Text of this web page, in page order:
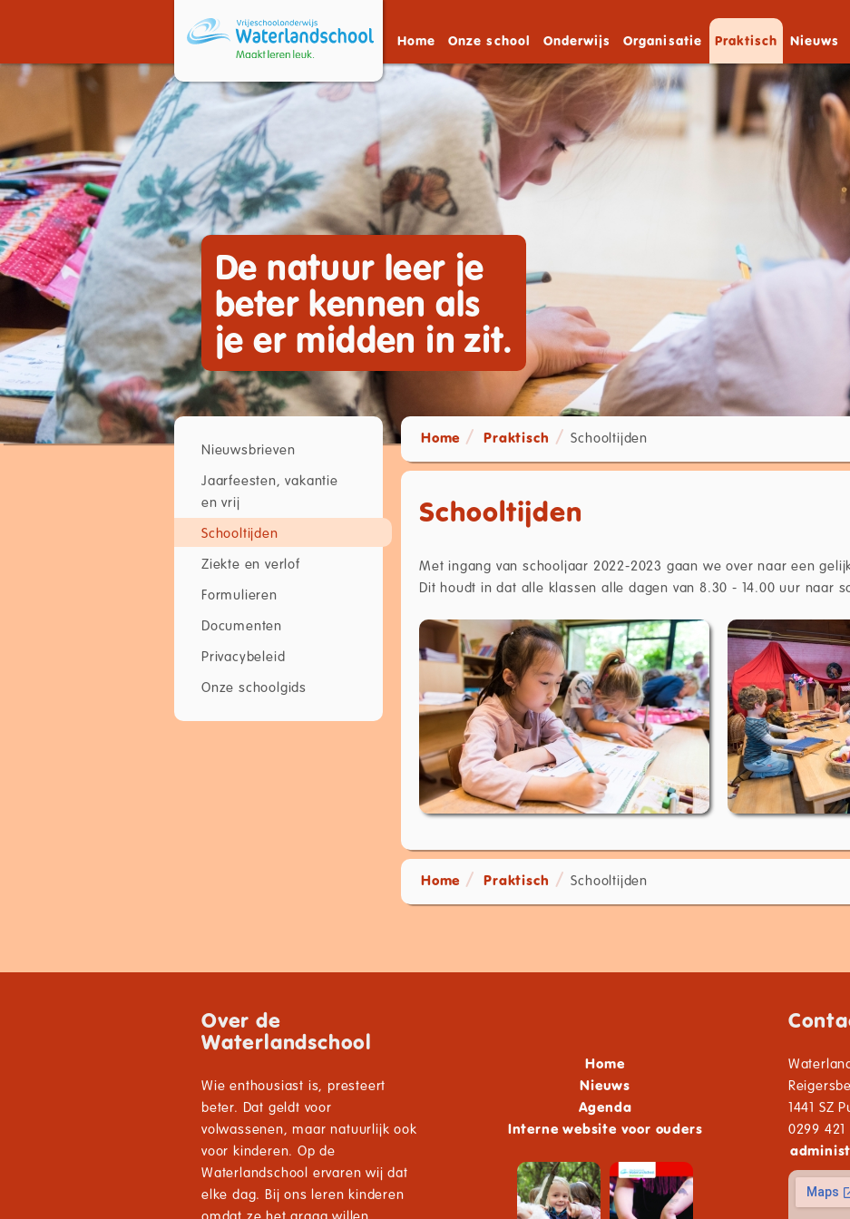
Home Onze school Onderwijs Organisatie Praktisch Nieuws
De natuur leer je
beter kennen als
je er midden in zit.
Home Praktisch Schooltijden
Schooltijden
Met ingang van schooljaar 2022-2023 gaan we over naar een
Dit houdt in dat alle klassen alle dagen van 8.30 - 14.00 uur naar
Home Praktisch Schooltijden
Nieuwsbrieven
Jaarfeesten, vakantie
en vrij
Schooltijden
Ziekte en verlof
Formulieren
Documenten
Privacybeleid
Onze schoolgids
Over de
Waterlandschool
Wie enthousiast is, presteert
beter. Dat geldt voor
volwassenen, maar natuurlijk ook
voor kinderen. Op de
Waterlandschool ervaren wij dat
elke dag. Bij ons leren kinderen
omdat ze het graag willen.
Home
Nieuws
Agenda
Interne website voor ouders
1441 SZ
0299 421